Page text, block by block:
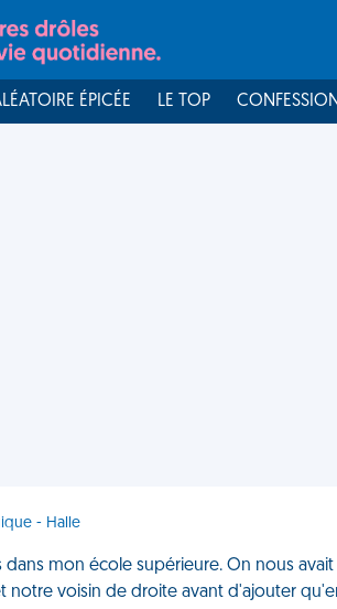
ÉPICÉE LE TOP
- Halle
dans mon école supérieure. On nous
notre voisin de droite avant d'ajouter